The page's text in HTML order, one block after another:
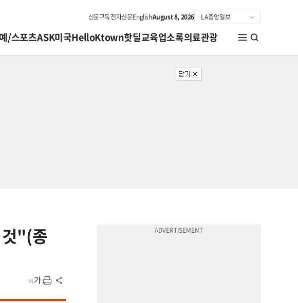
신문구독전자신문EnglishAugust 8, 2026
/스포츠ASK미국HelloKtown핫딜교육업소록의료관광
"(종